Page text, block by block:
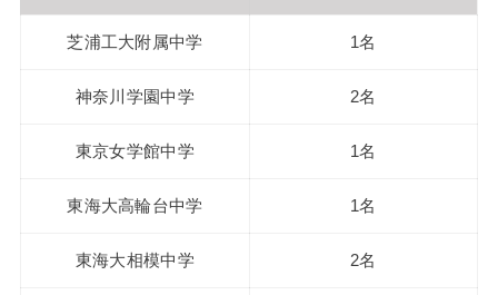
芝浦工大附属中学 1名
神奈川学園中学 2名
東京女学館中学 1名
東海大高輪台中学 1名
東海大相模中学 2名